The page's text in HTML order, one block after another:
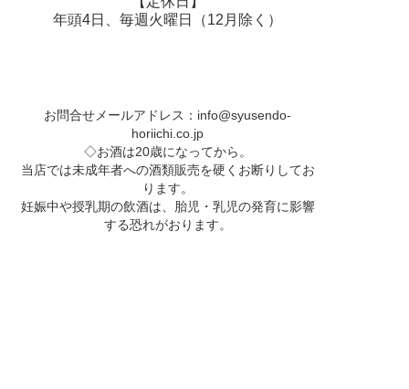
年頭4日、毎週火曜日（12月除く）
お問合せメールアドレス： info@syusendo-
horiichi.co.jp
◇お酒は20歳になってから。
当店では未成年者への酒類販売を硬くお断りしてお
ります。
妊娠中や授乳期の飲酒は、胎児・乳児の発育に影響
する恐れがおります。